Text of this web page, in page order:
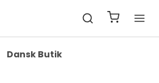
ved køb over 1000 kr.